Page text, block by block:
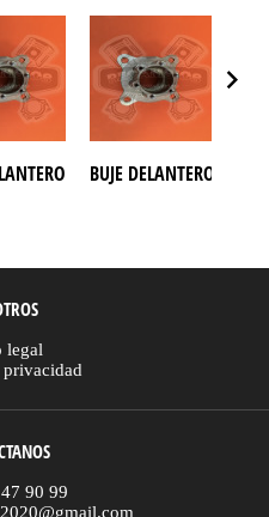
BUGGY AZEL 175
BUJE DELANTERO
legal
90 99